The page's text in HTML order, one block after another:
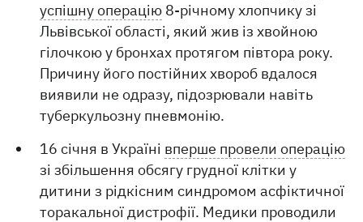
успішну операцію 8-річному хлопчику зі
Львівської області, який жив із хвойною
гілочкою у бронхах протягом півтора року.
Причину його постійних хвороб вдалося
виявили не одразу, підозрювали навіть
туберкульозну пневмонію.
16 січня в Україні вперше провели операцію
зі збільшення обсягу грудної клітки у
дитини з рідкісним синдромом асфіктичної
торакальної дистрофії. Медики проводили